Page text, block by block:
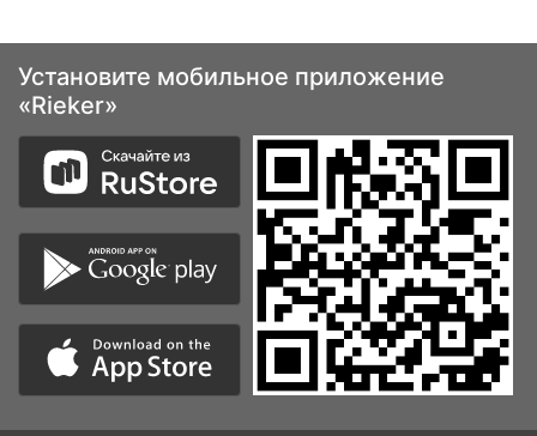
Установите мобильное приложение
«Rieker»